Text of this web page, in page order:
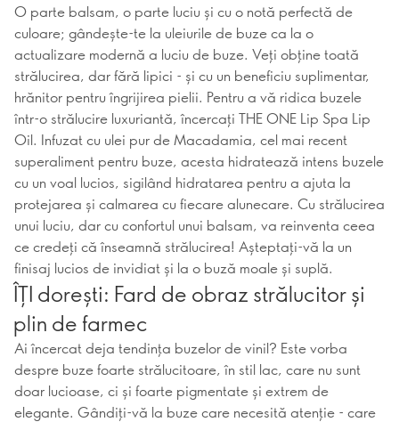
O parte balsam, o parte luciu și cu o notă perfectă de
culoare; gândește-te la uleiurile de buze ca la o
actualizare modernă a luciu de buze. Veți obține toată
strălucirea, dar fără lipici - și cu un beneficiu suplimentar,
hrănitor pentru îngrijirea pielii. Pentru a vă ridica buzele
într-o strălucire luxuriantă, încercați THE ONE Lip Spa Lip
Oil. Infuzat cu ulei pur de Macadamia, cel mai recent
superaliment pentru buze, acesta hidratează intens buzele
cu un voal lucios, sigilând hidratarea pentru a ajuta la
protejarea și calmarea cu fiecare alunecare. Cu strălucirea
unui luciu, dar cu confortul unui balsam, va reinventa ceea
ce credeți că înseamnă strălucirea! Așteptați-vă la un
finisaj lucios de invidiat și la o buză moale și suplă.
ÎȚI dorești: Fard de obraz strălucitor și
plin de farmec
Ai încercat deja tendința buzelor de vinil? Este vorba
despre buze foarte strălucitoare, în stil lac, care nu sunt
doar lucioase, ci și foarte pigmentate și extrem de
elegante. Gândiți-vă la buze care necesită atenție - care